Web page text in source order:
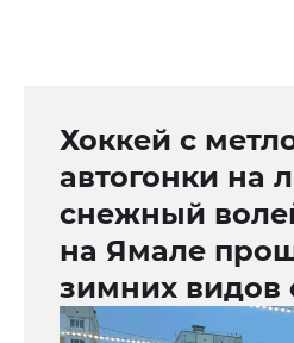
Хоккей с
автогонки на
снежный
на Ямале
зимних видов